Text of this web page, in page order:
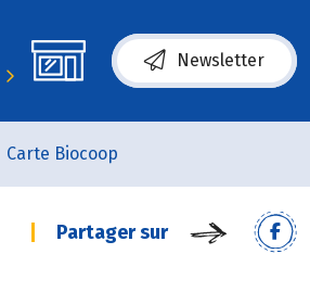
Newsletter
Carte Biocoop
Partager sur